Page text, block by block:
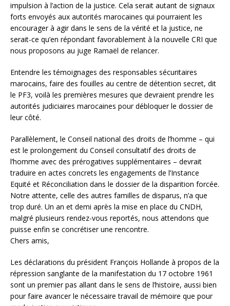
impulsion à l’action de la justice. Cela serait autant de signaux
forts envoyés aux autorités marocaines qui pourraient les
encourager à agir dans le sens de la vérité et la justice, ne
serait-ce qu’en répondant favorablement à la nouvelle CRI que
nous proposons au juge Ramaël de relancer.
Entendre les témoignages des responsables sécuritaires
marocains, faire des fouilles au centre de détention secret, dit
le PF3, voilà les premières mesures que devraient prendre les
autorités judiciaires marocaines pour débloquer le dossier de
leur côté.
Parallèlement, le Conseil national des droits de l’homme – qui
est le prolongement du Conseil consultatif des droits de
l’homme avec des prérogatives supplémentaires – devrait
traduire en actes concrets les engagements de l’Instance
Equité et Réconciliation dans le dossier de la disparition forcée.
Notre attente, celle des autres familles de disparus, n’a que
trop duré. Un an et demi après la mise en place du CNDH,
malgré plusieurs rendez-vous reportés, nous attendons que
puisse enfin se concrétiser une rencontre.
Chers amis,
Les déclarations du président François Hollande à propos de la
répression sanglante de la manifestation du 17 octobre 1961
sont un premier pas allant dans le sens de l’histoire, aussi bien
pour faire avancer le nécessaire travail de mémoire que pour